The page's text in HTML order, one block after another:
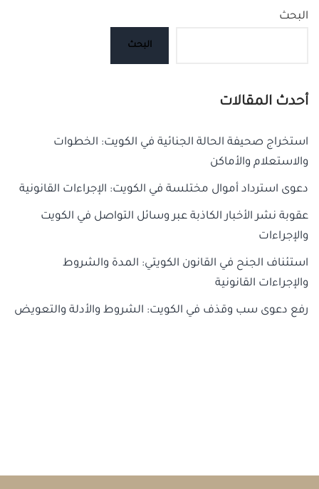
البحث
البحث
أحدث المقالات
استخراج صحيفة الحالة الجنائية في الكويت: الخطوات
والاستعلام والأماكن
دعوى استرداد أموال مختلسة في الكويت: الإجراءات القانونية
عقوبة نشر الأخبار الكاذبة عبر وسائل التواصل في الكويت
والإجراءات
استئناف الجنح في القانون الكويتي: المدة والشروط
والإجراءات القانونية
رفع دعوى سب وقذف في الكويت: الشروط والأدلة والتعويض